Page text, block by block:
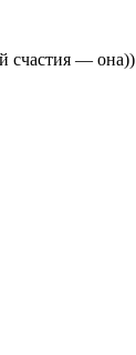
счастия — она))